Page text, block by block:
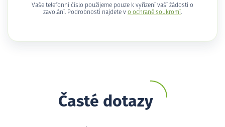
Vaše telefonní číslo použijeme pouze k vyřízení vaší žádosti o
zavolání. Podrobnosti najdete v o ochraně soukromí .
Časté dotazy